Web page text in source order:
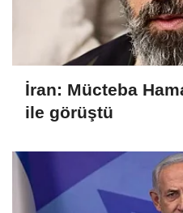
İran: Mücteba
ile görüştü